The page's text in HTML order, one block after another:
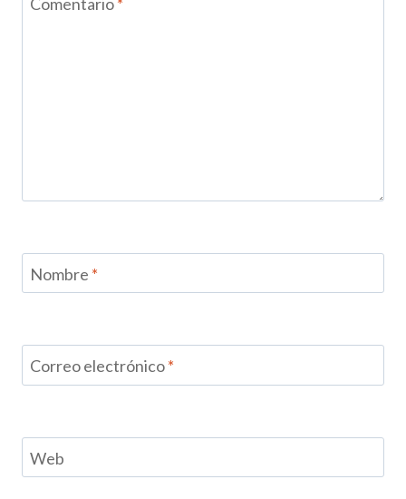
Nombre *
Correo electrónico*
Web